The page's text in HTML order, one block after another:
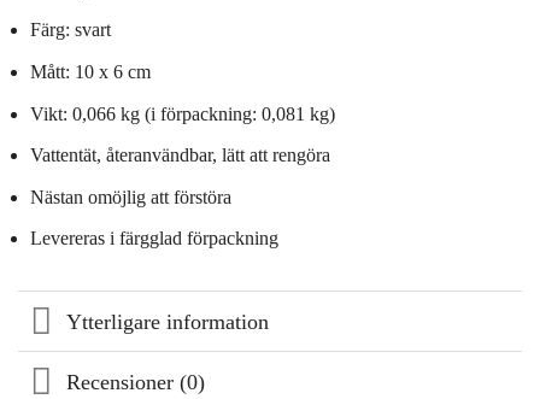
Färg: svart
Mått: 10 x 6 cm
Vikt: 0,066 kg (i förpackning: 0,081 kg)
Vattentät, återanvändbar, lätt att rengöra
Nästan omöjlig att förstöra
Levereras i färgglad förpackning
Ytterligare information
Recensioner (0)